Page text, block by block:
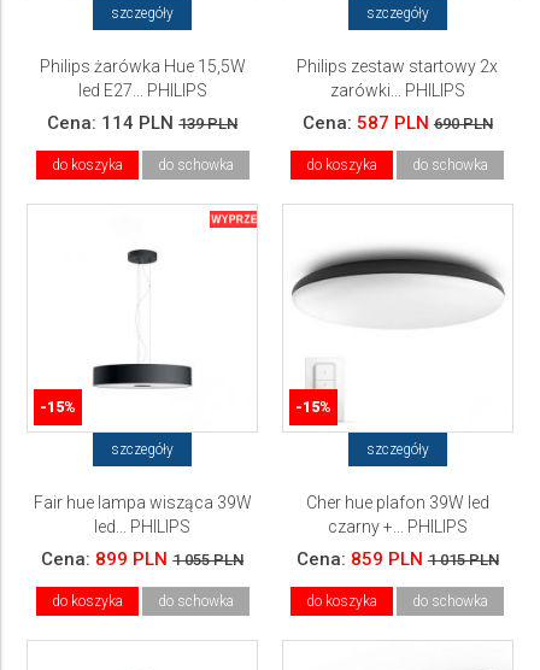
szczegóły
Philips żarówka Hue 15,5W
led E27... PHILIPS
Cena: 114 PLN 139 PLN
do koszyka do schowka
szczegóły
Philips zestaw startowy 2x
zarówki... PHILIPS
Cena: 587 PLN 690 PLN
do koszyka do schowka
-15%
szczegóły
Fair hue lampa wisząca 39W
led... PHILIPS
Cena: 899 PLN 1 055 PLN
do koszyka do schowka
-15%
szczegóły
Cher hue plafon 39W led
czarny +... PHILIPS
Cena: 859 PLN 1 015 PLN
do koszyka do schowka